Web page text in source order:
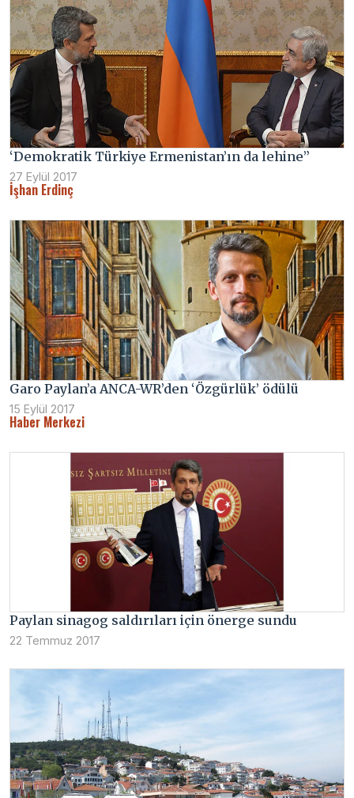
‘Demokratik Türkiye Ermenistan’ın da lehine”
27 Eylül 2017
İşhan Erdinç
Garo Paylan’a ANCA-WR’den ‘Özgürlük’ ödülü
15 Eylül 2017
Haber Merkezi
Paylan sinagog saldırıları için önerge sundu
22 Temmuz 2017